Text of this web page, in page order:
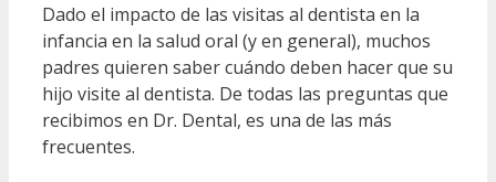
Dado el impacto de las visitas al dentista en la
infancia en la salud oral (y en general), muchos
padres quieren saber cuándo deben hacer que su
hijo visite al dentista. De todas las preguntas que
recibimos en Dr. Dental, es una de las más
frecuentes.